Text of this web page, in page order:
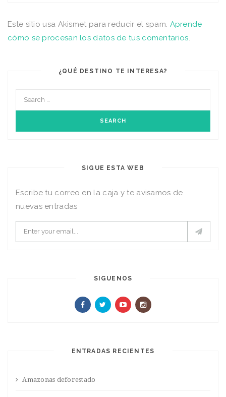
Este sitio usa Akismet para reducir el spam. Aprende
cómo se procesan los datos de tus comentarios.
¿QUÉ DESTINO TE INTERESA?
SIGUE ESTA WEB
Escribe tu correo en la caja y te avisamos de
nuevas entradas
SIGUENOS
ENTRADAS RECIENTES
Amazonas deforestado